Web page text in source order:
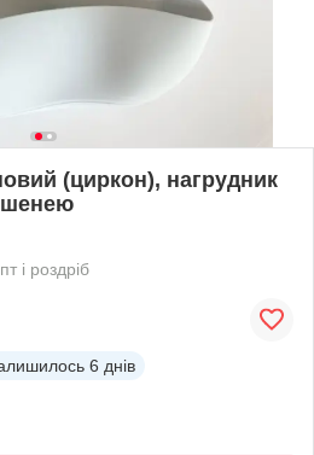
(циркон), нагрудник
і роздріб
6 днів